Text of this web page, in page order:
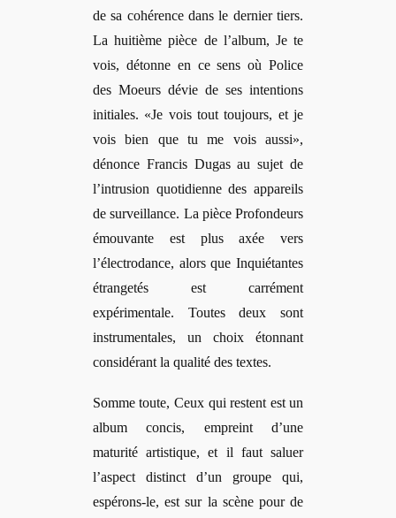
de sa cohérence dans le dernier tiers.
La huitième pièce de l’album, Je te
vois, détonne en ce sens où Police
des Moeurs dévie de ses intentions
initiales. «Je vois tout toujours, et je
vois bien que tu me vois aussi»,
dénonce Francis Dugas au sujet de
l’intrusion quotidienne des appareils
de surveillance. La pièce Profondeurs
émouvante est plus axée vers
l’électrodance, alors que Inquiétantes
étrangetés est carrément
expérimentale. Toutes deux sont
instrumentales, un choix étonnant
considérant la qualité des textes.
Somme toute, Ceux qui restent est un
album concis, empreint d’une
maturité artistique, et il faut saluer
l’aspect distinct d’un groupe qui,
espérons-le, est sur la scène pour de